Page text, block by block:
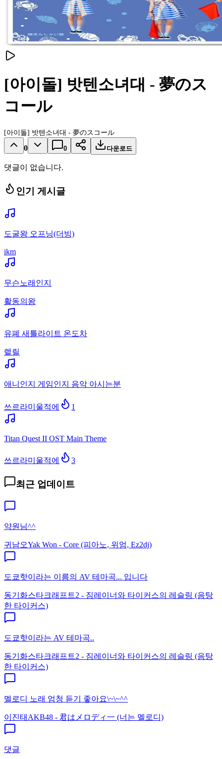
[아이돌] 밧텐소녀대 - 夢のス
コール
[아이돌] 밧텐소녀대 - 夢のスコール
0 0 다운로드
댓글이 없습니다.
인기 게시글
도굴왕 오프닝(더빙)
ikm
무슨노래인지
활동의왕
유폐 새틀라이트 온도차
렡릴
애니인지 게임인지 음악 아시는분
쓰르라미울적에 1
Titan Quest II OST Main Theme
쓰르라미울적에 3
최근 업데이트
약원님^^
귀남오Yak Won - Core (피아노, 위엄, Ez2dj)
도쿄핫이라는 이름의 AV 테마곡... 입니다
동기화스타크래프트2 - 짐레이너와 타이커스의 레슬링 (음탕
한 타이커스)
도쿄핫이라는 AV 테마곡..
동기화스타크래프트2 - 짐레이너와 타이커스의 레슬링 (음탕
한 타이커스)
멜로디 노래 엄청 듣기 좋아요\~\~^^
이진태 AKB48 - 君はメロディ一 (너는 멜로디)
댓글